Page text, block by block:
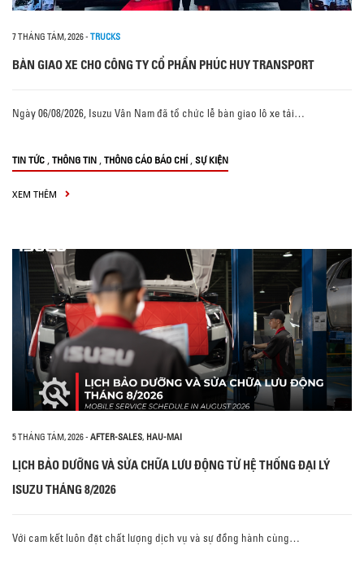
7 THÁNG TÁM, 2026- TRUCKS
BÀN GIAO XE CHO CÔNG TY CỔ PHẦN PHÚC HUY TRANSPORT
Ngày 06/08/2026, Isuzu Vân Nam đã tổ chức lễ bàn giao lô xe tải…
TIN TỨC , THÔNG TIN , THÔNG CÁO BÁO CHÍ , SỰ KIỆN
XEM THÊM
5 THÁNG TÁM, 2026- AFTER-SALES, HAU-MAI
LỊCH BẢO DƯỠNG VÀ SỬA CHỮA LƯU ĐỘNG TỪ HỆ THỐNG ĐẠI LÝ
ISUZU THÁNG 8/2026
Với cam kết luôn đặt chất lượng dịch vụ và sự đồng hành cùng…